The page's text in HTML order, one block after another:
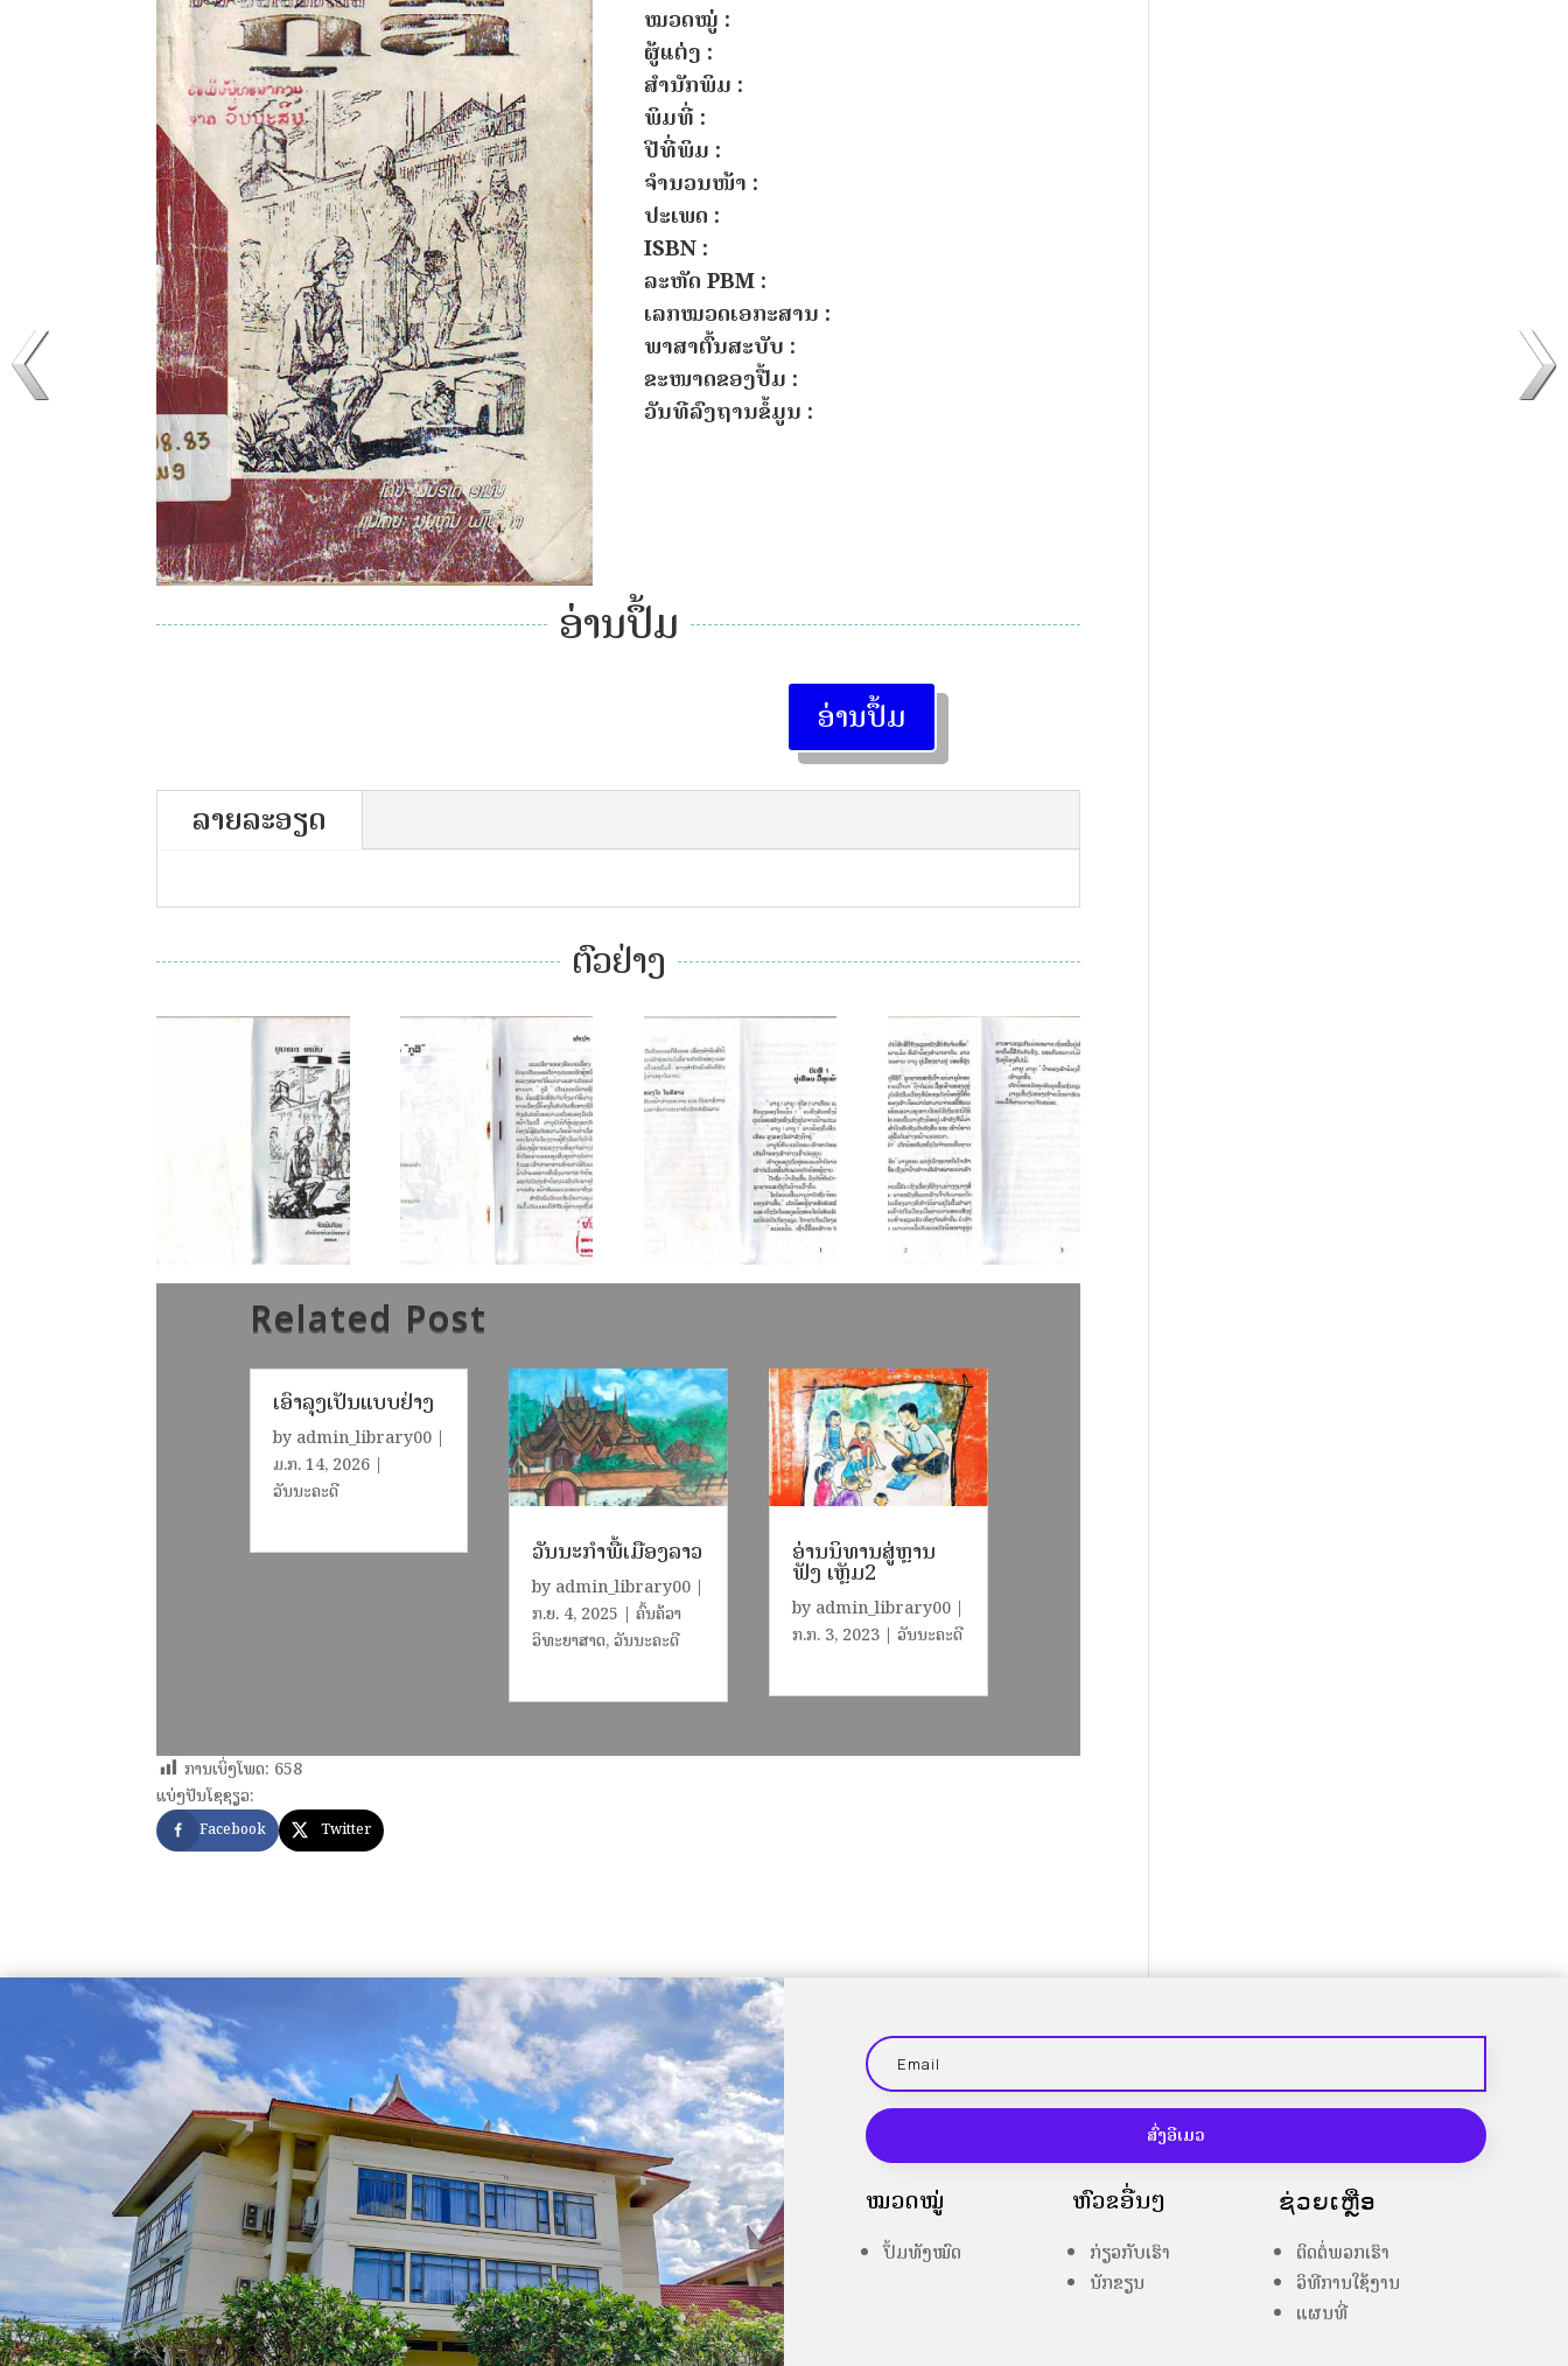
ໝວດໝູ່ :
ຜູ້ແຕ່ງ :
ສຳນັກພິມ :
ພິມທີ່ :
ປີທີ່ພິມ :
ຈຳນວນໜ້າ :
ປະເພດ :
ISBN :
ລະຫັດ PBM :
ເລກໝວດເອກະສານ :
ພາສາຕົ້ນສະບັບ :
ຂະໜາດຂອງປື້ມ :
ວັນທີລົງຖານຂໍ້ມູນ :
ອ່ານປຶ້ມ
ອ່ານປຶ້ມ
ລາຍລະອຽດ
ຕົວຢ່າງ
Related Post
ເອົາລຸງເປັນແບບຢ່າງ
by admin_library00|
ມ.ກ. 14, 2026|
ວັນນະຄະດີ
ວັນນະກຳພື້ເມືອງລາວ
by admin_library00 |
ກ.ຍ. 4, 2025 |ຄົ້ນຄ້ວາ
ວິທະຍາສາດ,ວັນນະຄະດີ
ອ່ານນິທານສູ່ຫຼານ
ຟັງ ເຫຼັມ2
by admin_library00|
​ກ.ກ. 3, 2023| ວັນນະຄະດີ
ການເບິ່ງໂພດ: 658
ແບ່ງປັນໂຊຊຽວ:
Facebook Twitter
ສົ່ງອີເມວ
ໝວດໝູ່
ປຶ້ມທັງໝົດ
ຫົວຂໍ້ອື່ນໆ
ກ່ຽວກັບເຮົາ
ນັກຂຽນ
ຊ່ວຍເຫຼືອ
ຕິດຕໍ່ພວກເຮົາ
ວິທີການໃຊ້ງານ
ແຜນທີ່